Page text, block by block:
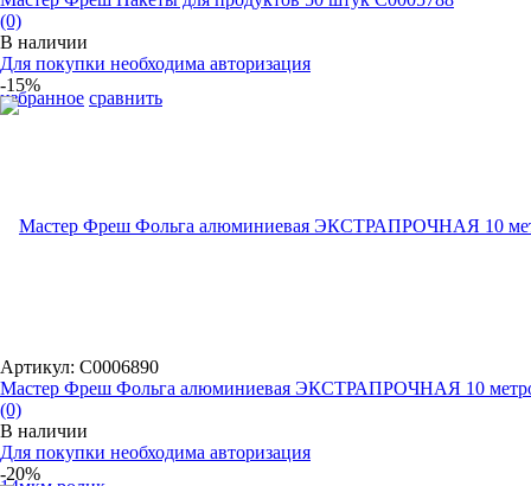
избранное сравнить
(0)
В наличии
Для покупки необходима авторизация
-15%
Артикул: С0006890
Мастер Фреш Фольга алюминиевая ЭКСТРАПРОЧНАЯ 10
(0)
В наличии
Для покупки необходима авторизация
-20%